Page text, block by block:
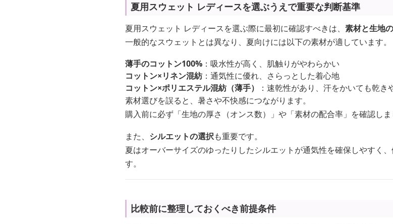
夏用スウェット レディースを選ぶうえで重要な判断基準
夏用スウェット レディースを選ぶ際に最初に確認すべきは、 素材と生地
一般的なスウェットとは異なり、夏向けには以下の素材が適しています。
薄手のコットン100% ：吸水性が高く、肌触りがやわらかい
コットン×リネン混紡 ：通気性に優れ、さらっとした着心地
コットン×ポリエステル混紡（薄手）
：速乾性があり、汗をかいても乾き
素材選びを誤ると、暑さや不快感につながります。
購入前に必ず「生地の厚さ（オンス数）」や「素材の配合率」を確認しま
また、 シルエットの選択も重要です。
夏はオーバーサイズのゆったりしたシルエットが通気性を確保しやすく
す。
比較前に整理しておくべき前提条件